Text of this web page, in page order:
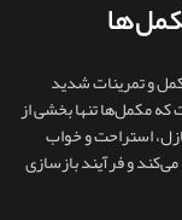
و تمرینات شدید
مکمل‌ها تنها بخشی از
استراحت و خواب
و فرآیند بازسازی